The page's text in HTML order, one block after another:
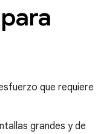
que requiere
grandes y de